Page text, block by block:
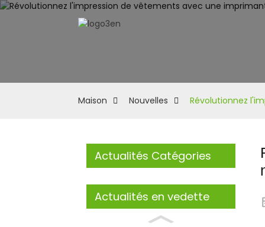
Maison Nouvelles Révolutionnez
Actualités Catégories
Actualités en vedette